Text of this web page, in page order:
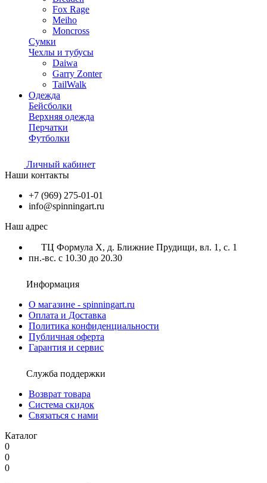
Fox Rage
Meiho
Moncross
Сумки
Чехлы и тубусы
Daiwa
Garry Zonter
TailWalk
Одежда
Бейсболки
Верхняя одежда
Перчатки
Футболки
Личный кабинет
Наши контакты
+7 (969) 275-01-01
info@spinningart.ru
Наш адрес
ТЦ Формула X, д. Ближние Прудищи, вл. 1, с. 1
пн.-вс. с 10.30 до 20.30
Информация
О магазине - spinningart.ru
Оплата и Доставка
Политика конфиденциальности
Публичная оферта
Гарантия и сервис
Служба поддержки
Возврат товара
Система скидок
Связаться с нами
Каталог
0
0
0